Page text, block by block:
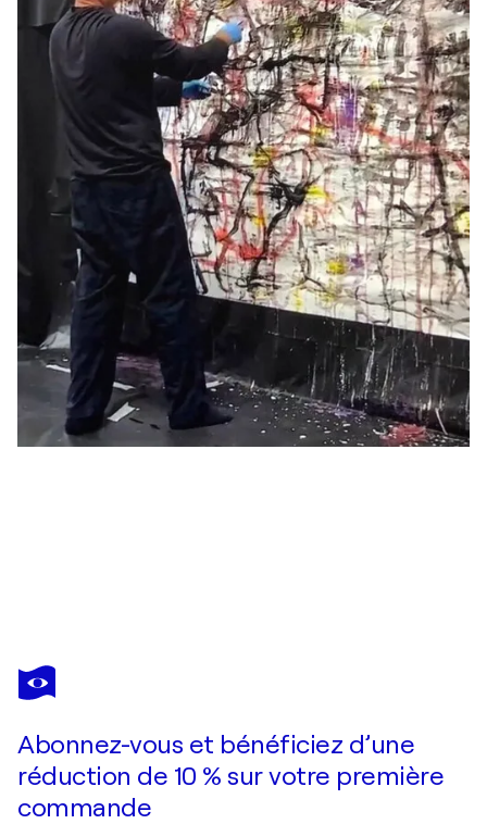
MARC FELD
RUINES DU CADASTRE 3
Abonnez-vous et bénéficiez d’une
réduction de 10 % sur votre première
commande